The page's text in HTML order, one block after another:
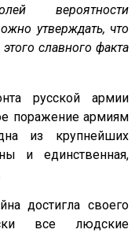
вероятности
утверждать, что
славного факта
русской армии
поражение армиям
из крупнейших
и единственная,
достигла своего
все людские